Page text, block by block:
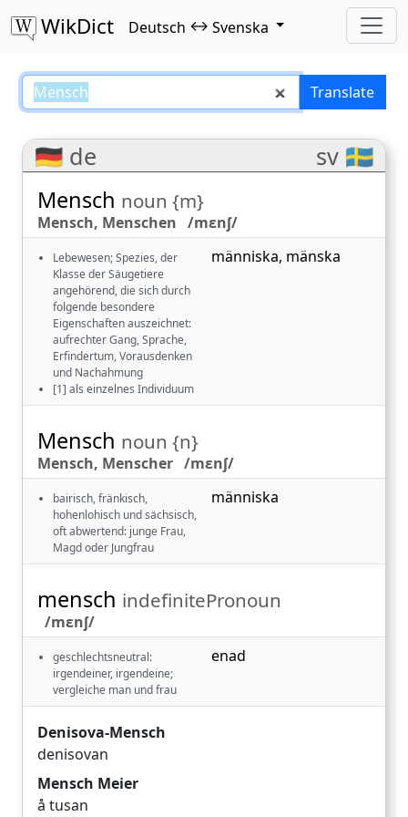
WikDict Deutsch ↔ Svenska
Mensch – Deutsch–Svenska
Translate
🇩🇪 de sv 🇸🇪
Mensch noun {m}
Mensch, Menschen /mɛnʃ/
Lebewesen; Spezies, der
Klasse der Säugetiere
angehörend, die sich durch
folgende besondere
Eigenschaften auszeichnet:
aufrechter Gang, Sprache,
Erfindertum, Vorausdenken
und Nachahmung
[1] als einzelnes Individuum
människa, mänska
Mensch noun {n}
Mensch, Menscher /mɛnʃ/
bairisch, fränkisch,
hohenlohisch und sächsisch,
oft abwertend: junge Frau,
Magd oder Jungfrau
människa
mensch indefinitePronoun
/mɛnʃ/
geschlechtsneutral:
irgendeiner, irgendeine;
vergleiche man und frau
enad
Denisova-Mensch
denisovan
Mensch Meier
å tusan